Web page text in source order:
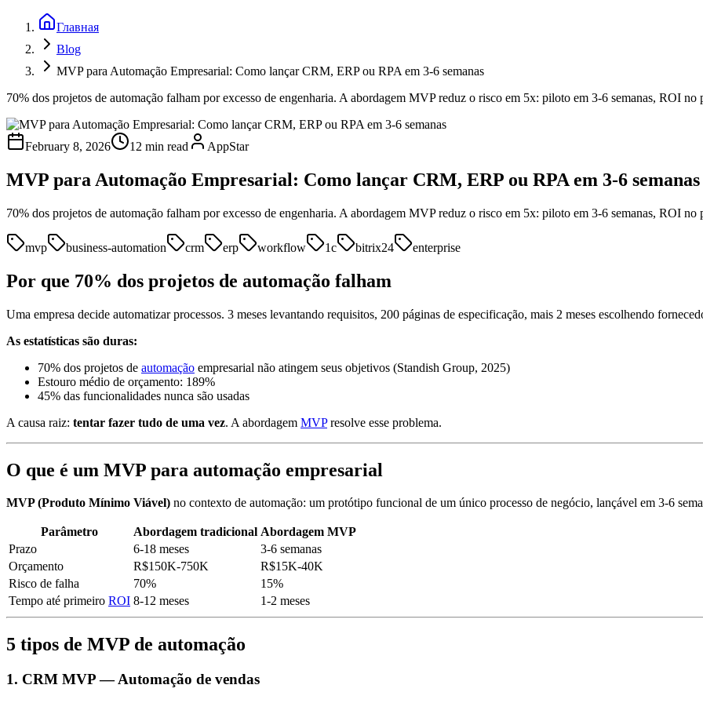
Главная
Blog
MVP para Automação Empresarial: Como lançar CRM, ERP ou RPA em 3-6 semanas
70% dos projetos de automação falham por excesso de engenharia. A abordagem MVP reduz o risco em 5x: piloto em 3-6 semanas, ROI no
February 8, 2026 12 min read AppStar
MVP para Automação Empresarial: Como lançar CRM, ERP ou RPA em 3-6 semanas
70% dos projetos de automação falham por excesso de engenharia. A abordagem MVP reduz o risco em 5x: piloto em 3-6 semanas, ROI no
mvp business-automation crm erp workflow 1c bitrix24 enterprise
Por que 70% dos projetos de automação falham
Uma empresa decide automatizar processos. 3 meses levantando requisitos, 200 páginas de especificação, mais 2 meses escolhendo
As estatísticas são duras:
70% dos projetos de automação empresarial não atingem seus objetivos (Standish Group, 2025)
Estouro médio de orçamento: 189%
45% das funcionalidades nunca são usadas
A causa raiz: tentar fazer tudo de uma vez. A abordagem MVPresolve esse problema.
O que é um MVP para automação empresarial
MVP (Produto Mínimo Viável) no contexto de automação: um protótipo funcional de um único processo de negócio, lançável em 3-6
Parâmetro Abordagem tradicional Abordagem MVP
Prazo
6-18 meses
3-6 semanas
Orçamento
R$150K-750K
R$15K-40K
Risco de falha
70%
15%
Tempo até primeiro ROI 8-12 meses 1-2 meses
5 tipos de MVP de automação
1. CRM MVP — Automação de vendas